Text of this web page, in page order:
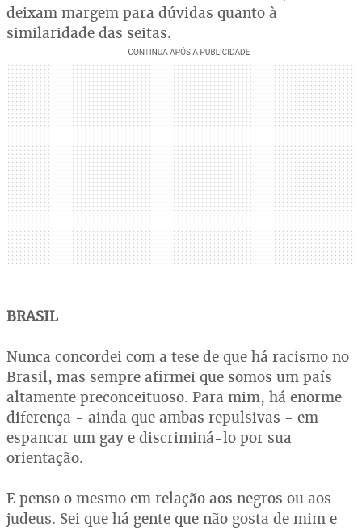
deixam margem para dúvidas quanto à
similaridade das seitas.
BRASIL
Nunca concordei com a tese de que há racismo no
Brasil, mas sempre afirmei que somos um país
altamente preconceituoso. Para mim, há enorme
diferença - ainda que ambas repulsivas - em
espancar um gay e discriminá-lo por sua
orientação.
E penso o mesmo em relação aos negros ou aos
judeus. Sei que há gente que não gosta de mim e